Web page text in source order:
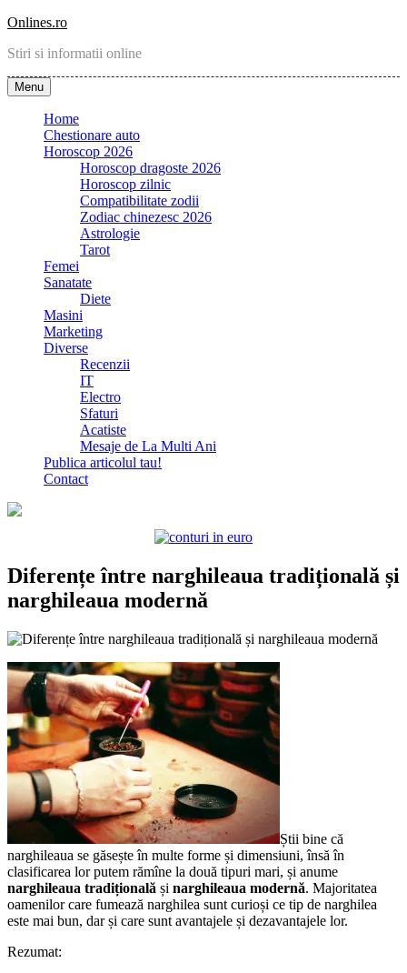
Skip
content
Onlines.ro
Stiri si informatii online
Menu
Home
Chestionare auto
Horoscop 2026
Horoscop dragoste 2026
Horoscop zilnic
Compatibilitate zodii
Zodiac chinezesc 2026
Astrologie
Tarot
Femei
Sanatate
Diete
Masini
Marketing
Diverse
Recenzii
IT
Electro
Sfaturi
Acatiste
Mesaje de La Multi Ani
Publica articolul tau!
Contact
Diferențe între narghileaua tradițională și
narghileaua modernă
Știi bine că
narghileaua se găsește în multe forme și dimensiuni, însă în
clasificarea lor putem rămîne la două tipuri mari, și anume
narghileaua tradițională și narghileaua modernă. Majoritatea
oamenilor care fumează narghilea sunt curioși ce tip de narghilea
este mai bun, dar și care sunt avantajele și dezavantajele lor.
Rezumat: